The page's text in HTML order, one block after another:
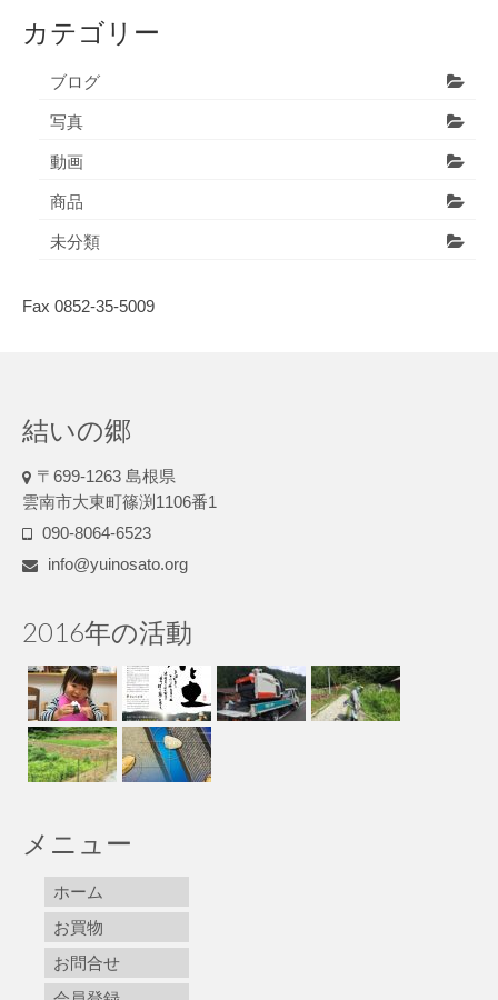
カテゴリー
ブログ
写真
動画
商品
未分類
Fax 0852-35-5009
結いの郷
〒699-1263 島根県
雲南市大東町篠渕1106番1
090-8064-6523
info@yuinosato.org
2016年の活動
メニュー
ホーム
お買物
お問合せ